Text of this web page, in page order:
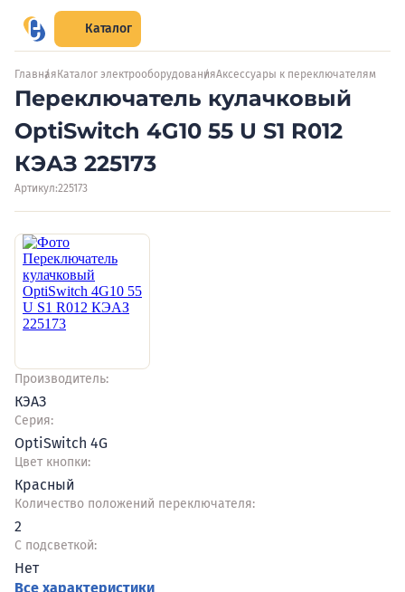
Каталог
Главная Каталог электрооборудованияАксессуары к переключателям
Переключатель кулачковый
OptiSwitch 4G10 55 U S1 R012
КЭАЗ 225173
Артикул:225173
Производитель:
КЭАЗ
Серия:
OptiSwitch 4G
Цвет кнопки:
Красный
Количество положений переключателя:
2
С подсветкой:
Нет
Все характеристики